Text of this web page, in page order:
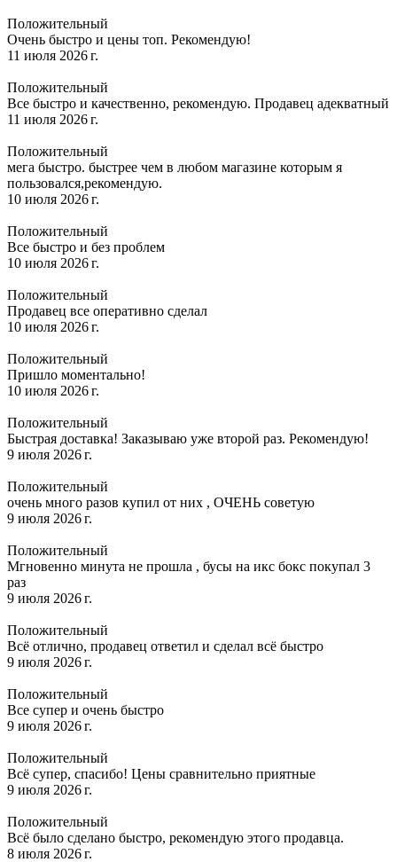
Положительный
Очень быстро и цены топ. Рекомендую!
11 июля 2026 г.
Положительный
Все быстро и качественно, рекомендую. Продавец адекватный
11 июля 2026 г.
Положительный
мега быстро. быстрее чем в любом магазине которым я
пользовался,рекомендую.
10 июля 2026 г.
Положительный
Все быстро и без проблем
10 июля 2026 г.
Положительный
Продавец все оперативно сделал
10 июля 2026 г.
Положительный
Пришло моментально!
10 июля 2026 г.
Положительный
Быстрая доставка! Заказываю уже второй раз. Рекомендую!
9 июля 2026 г.
Положительный
очень много разов купил от них , ОЧЕНЬ советую
9 июля 2026 г.
Положительный
Мгновенно минута не прошла , бусы на икс бокс покупал 3
раз
9 июля 2026 г.
Положительный
Всё отлично, продавец ответил и сделал всё быстро
9 июля 2026 г.
Положительный
Все супер и очень быстро
9 июля 2026 г.
Положительный
Всё супер, спасибо! Цены сравнительно приятные
9 июля 2026 г.
Положительный
Всё было сделано быстро, рекомендую этого продавца.
8 июля 2026 г.